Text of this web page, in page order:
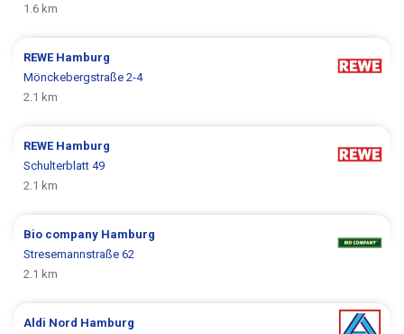
1.6 km
REWE Hamburg
Mönckebergstraße 2-4
2.1 km
REWE Hamburg
Schulterblatt 49
2.1 km
Bio company Hamburg
Stresemannstraße 62
2.1 km
Aldi Nord Hamburg